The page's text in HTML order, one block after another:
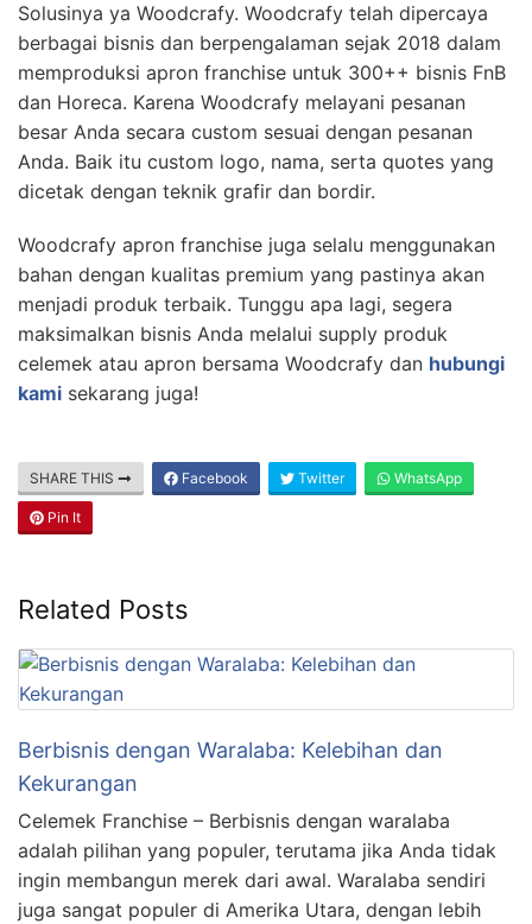
Solusinya ya Woodcrafy. Woodcrafy telah dipercaya
berbagai bisnis dan berpengalaman sejak 2018 dalam
memproduksi apron franchise untuk 300++ bisnis FnB
dan Horeca. Karena Woodcrafy melayani pesanan
besar Anda secara custom sesuai dengan pesanan
Anda. Baik itu custom logo, nama, serta quotes yang
dicetak dengan teknik grafir dan bordir.
Woodcrafy apron franchise juga selalu menggunakan
bahan dengan kualitas premium yang pastinya akan
menjadi produk terbaik. Tunggu apa lagi, segera
maksimalkan bisnis Anda melalui supply produk
celemek atau apron bersama Woodcrafy dan hubungi
kami sekarang juga!
SHARE THIS Facebook Twitter WhatsApp
Pin It
Related Posts
Berbisnis dengan Waralaba: Kelebihan dan
Kekurangan
Celemek Franchise – Berbisnis dengan waralaba
adalah pilihan yang populer, terutama jika Anda tidak
ingin membangun merek dari awal. Waralaba sendiri
juga sangat populer di Amerika Utara, dengan lebih